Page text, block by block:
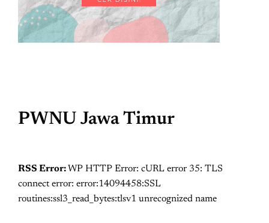
PWNU Jawa Timur
RSS Error: WP HTTP Error: cURL error 35: TLS
connect error: error:14094458:SSL
routines:ssl3_read_bytes:tlsv1 unrecognized name